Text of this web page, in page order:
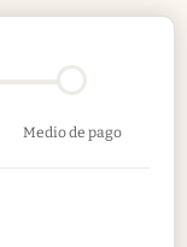
Medio de pago